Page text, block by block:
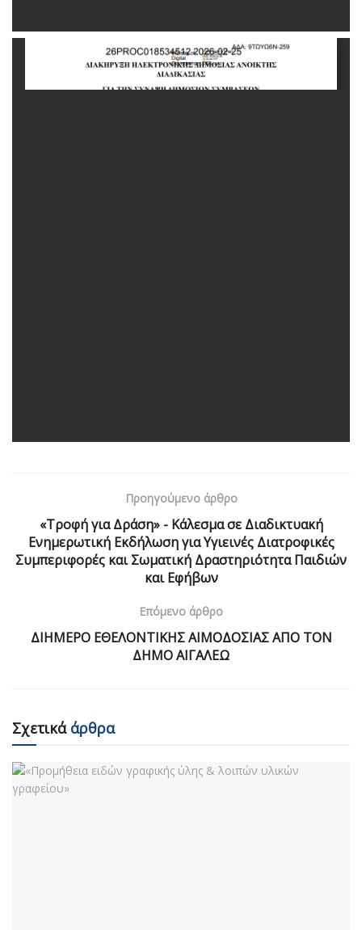
Προηγούμενο άρθρο
«Τροφή για Δράση» - Κάλεσμα σε Διαδικτυακή
Ενημερωτική Εκδήλωση για Υγιεινές Διατροφικές
Συμπεριφορές και Σωματική Δραστηριότητα Παιδιών
και Εφήβων
Επόμενο άρθρο
ΔΙΗΜΕΡΟ ΕΘΕΛΟΝΤΙΚΗΣ ΑΙΜΟΔΟΣΙΑΣ ΑΠΟ ΤΟΝ
ΔΗΜΟ ΑΙΓΑΛΕΩ
Σχετικάάρθρα